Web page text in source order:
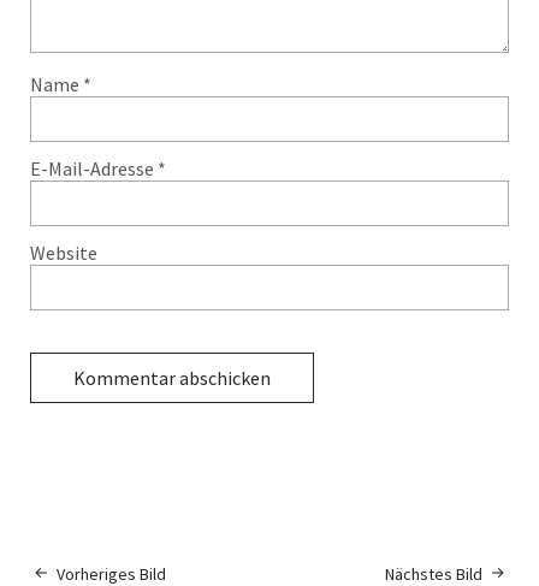
Name *
E-Mail-Adresse *
Website
Nächstes Bild
Vorheriges Bild